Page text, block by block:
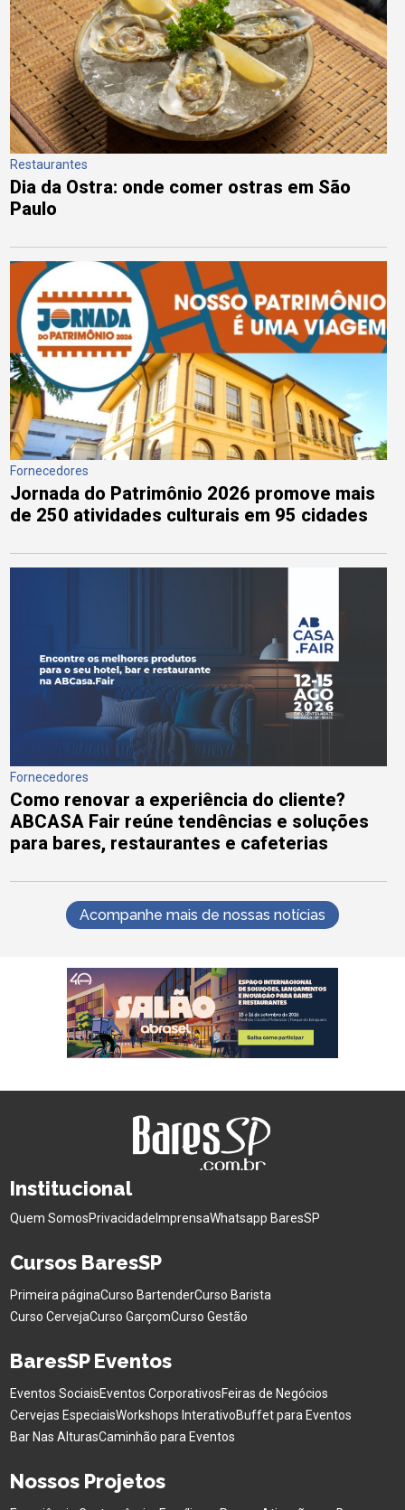
Restaurantes
Dia da Ostra: onde comer ostras em São
Paulo
Fornecedores
Jornada do Patrimônio 2026 promove mais
de 250 atividades culturais em 95 cidades
Fornecedores
Como renovar a experiência do cliente?
ABCASA Fair reúne tendências e soluções
para bares, restaurantes e cafeterias
Acompanhe mais de nossas notícias
Institucional
Quem SomosPrivacidade ImprensaWhatsapp BaresSP
Cursos BaresSP
Primeira páginaCurso BartenderCurso Barista
Curso CervejaCurso GarçomCurso Gestão
BaresSP Eventos
Eventos SociaisEventos CorporativosFeiras de Negócios
Cervejas EspeciaisWorkshops InterativoBuffet para Eventos
Bar Nas AlturasCaminhão para Eventos
Nossos Projetos